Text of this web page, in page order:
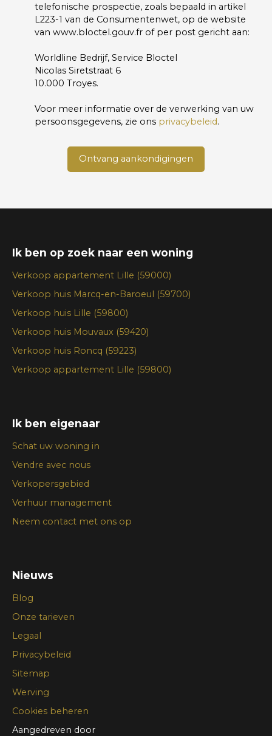
telefonische prospectie, zoals bepaald in artikel
L223-1 van de Consumentenwet, op de website
van www.bloctel.gouv.fr of per post gericht aan:
Worldline Bedrijf, Service Bloctel
Nicolas Siretstraat 6
10.000 Troyes.
Voor meer informatie over de verwerking van uw
persoonsgegevens, zie ons privacybeleid.
Ontvang aankondigingen
Ik ben op zoek naar een woning
Verkoop appartement Lille (59000)
Verkoop huis Marcq-en-Baroeul (59700)
Verkoop huis Lille (59800)
Verkoop huis Mouvaux (59420)
Verkoop huis Roncq (59223)
Verkoop appartement Lille (59800)
Ik ben eigenaar
Schat uw woning in
Vendre avec nous
Verkopersgebied
Verhuur management
Neem contact met ons op
Nieuws
Blog
Onze tarieven
Legaal
Privacybeleid
Sitemap
Werving
Cookies beheren
Aangedreven door